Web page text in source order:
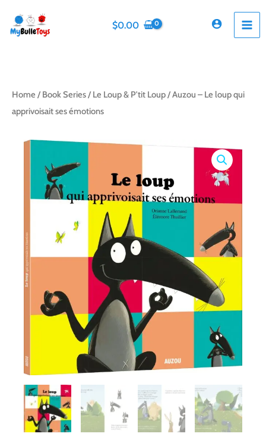
content
$0.00
Home / Book Series/ Le Loup & P'tit Loup/ Auzou – Le loup qui
apprivoisait ses émotions